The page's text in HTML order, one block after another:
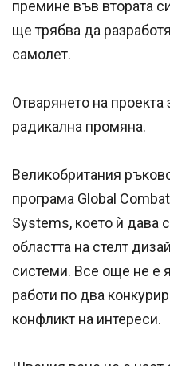
премине във втората
ще трябва да
самолет.
Отварянето на
радикална промяна.
Великобритания
програма Global
Systems, което ѝ дава
областта на стелт
системи. Все още не е
работи по два
конфликт на интереси.